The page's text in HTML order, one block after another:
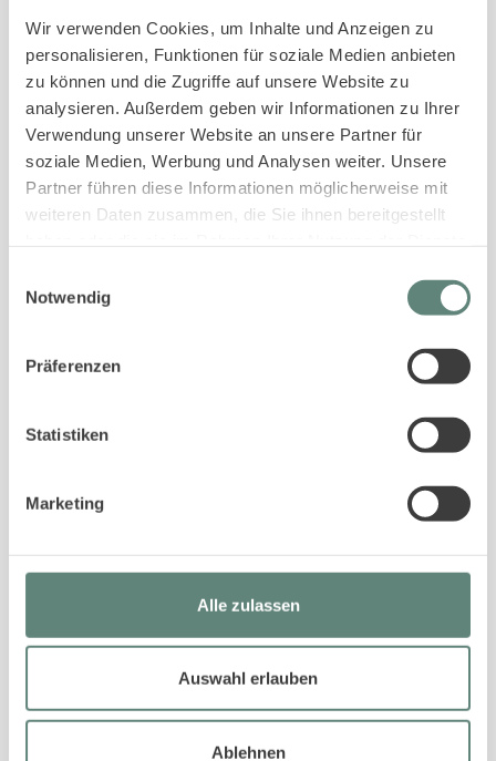
Wir verwenden Cookies, um Inhalte und Anzeigen zu
personalisieren, Funktionen für soziale Medien anbieten
zu können und die Zugriffe auf unsere Website zu
analysieren. Außerdem geben wir Informationen zu Ihrer
Verwendung unserer Website an unsere Partner für
soziale Medien, Werbung und Analysen weiter. Unsere
Partner führen diese Informationen möglicherweise mit
weiteren Daten zusammen, die Sie ihnen bereitgestellt
Notwendig
Präferenzen
Statistiken
Marketing
Alle zulassen
Auswahl erlauben
Ablehnen
Sofortige Buchungsbestätigung
An- und Abreise kontaktlos möglich
Bestpreis-Garantie für Ihren Urlaub
PASSENDE UNTERKÜNFTE ZUR SUCHE
Mit Sauna
In der gleichen Straße
4.4
Wenningstedt 3